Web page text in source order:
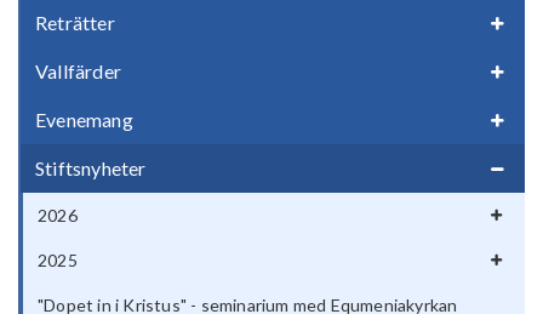
Reträtter
Vallfärder
Evenemang
Stiftsnyheter
2026
2025
"Dopet in i Kristus" - seminarium med Equmeniakyrkan